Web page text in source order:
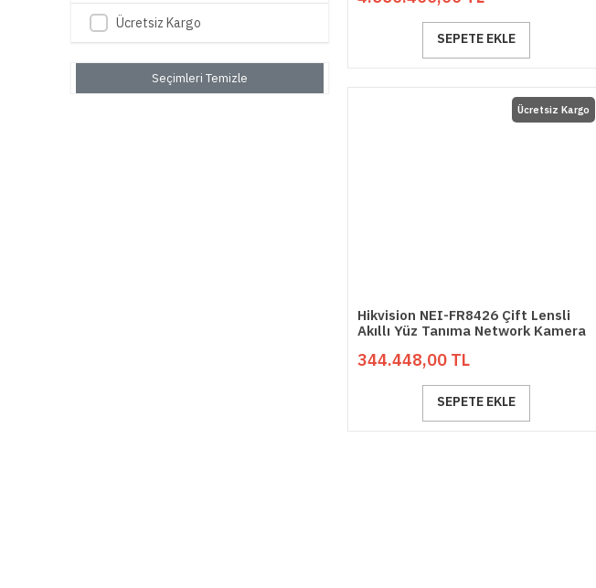
Ücretsiz Kargo
Seçimleri Temizle
SEPETE EKLE
Ücretsiz Kargo
Hikvision NEI-FR8426 Çift Lensli
Akıllı Yüz Tanıma Network Kamera
344.448,00 TL
SEPETE EKLE